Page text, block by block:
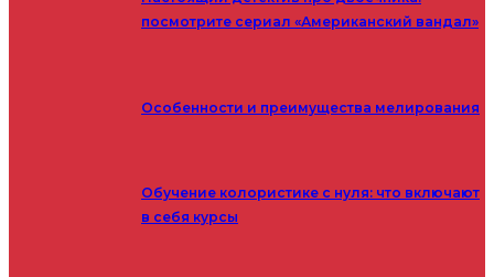
посмотрите сериал «Американский вандал»
Особенности и преимущества мелирования
Обучение колористике с нуля: что включают
в себя курсы